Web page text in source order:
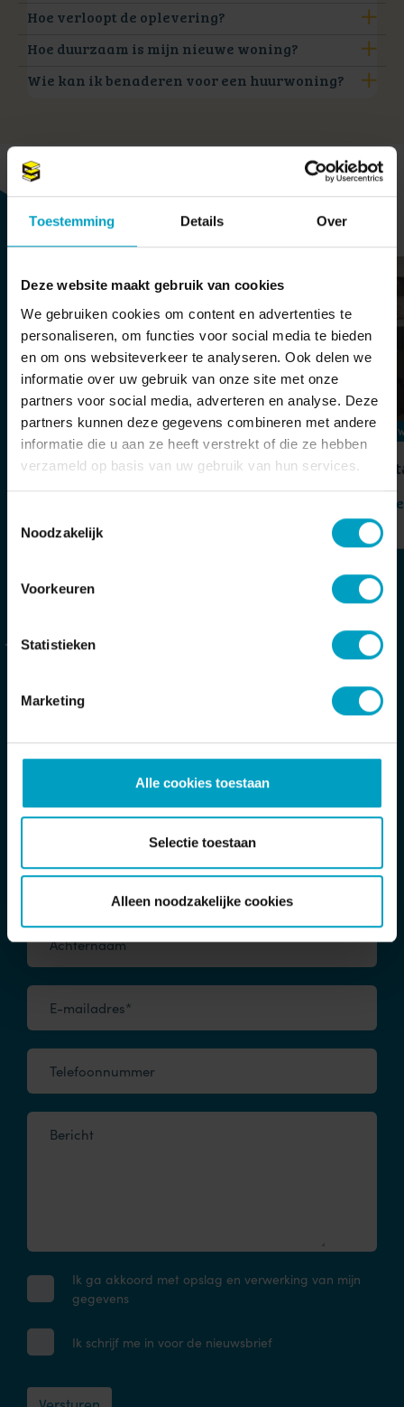
Toestemming Details Over
Deze website maakt gebruik van cookies
We gebruiken cookies om content en advertenties te
personaliseren, om functies voor social media te bieden
en om ons websiteverkeer te analyseren. Ook delen we
informatie over uw gebruik van onze site met onze
partners voor social media, adverteren en analyse. Deze
partners kunnen deze gegevens combineren met andere
informatie die u aan ze heeft verstrekt of die ze hebben
verzameld op basis van uw gebruik van hun services.
Noodzakelijk
Voorkeuren
Statistieken
Marketing
Alle cookies toestaan
Selectie toestaan
Alleen noodzakelijke cookies
Hoe verloopt de oplevering?
Hoe duurzaam is mijn nieuwe woning?
Wie kan ik benaderen voor een huurwoning?
Blijf up-to-date
Hoogste punt Park Looburgh
Al het nieuws bekijken
Meer informatie
Voornaam
Achternaam
E-mailadres*
Telefoonnummer
Bericht
Ik ga akkoord met opslag en verwerking van mijn
gegevens
Ik schrijf me in voor de nieuwsbrief